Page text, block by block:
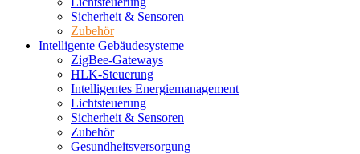
Sicherheit & Sensoren
Zubehör
Intelligente Gebäudesysteme
ZigBee-Gateways
HLK-Steuerung
Intelligentes Energiemanagement
Lichtsteuerung
Sicherheit & Sensoren
Zubehör
Gesundheitsversorgung